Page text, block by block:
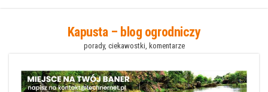
Kapusta – blog ogrodniczy
porady, ciekawostki, komentarze